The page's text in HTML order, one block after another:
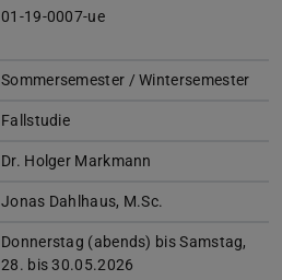
01-19-0007-ue
Sommersemester / Wintersemester
Fallstudie
Dr. Holger Markmann
Jonas Dahlhaus, M.Sc.
Donnerstag (abends) bis Samstag,
28. bis 30.05.2026